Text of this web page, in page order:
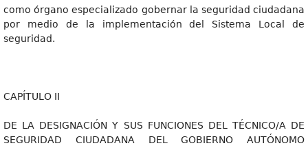
como órgano especializado gobernar la seguridad ciudadana
por medio de la implementación del Sistema Local de
seguridad.
CAPÍTULO II
DE LA DESIGNACIÓN Y SUS FUNCIONES DEL TÉCNICO/A DE
SEGURIDAD CIUDADANA DEL GOBIERNO AUTÓNOMO